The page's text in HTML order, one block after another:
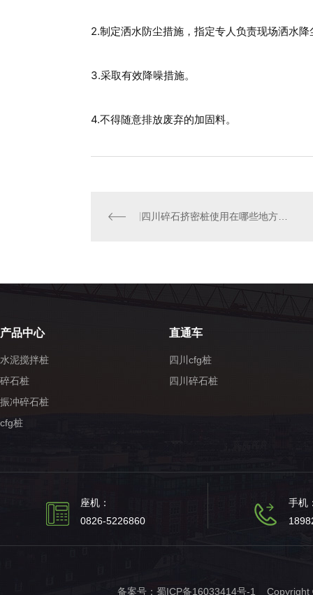
2.制定洒水防尘措施，指定专人负责现场洒水降
3.采取有效降噪措施。
4.不得随意排放废弃的加固料。
四川碎石挤密桩使用在哪些地方，一起get吧。
产品中心
水泥搅拌桩
碎石桩
振冲碎石桩
cfg桩
直通车
四川cfg桩
四川碎石桩
座机：
0826-5226860
手机
备案号： 蜀ICP备16033414号-1 Copyright